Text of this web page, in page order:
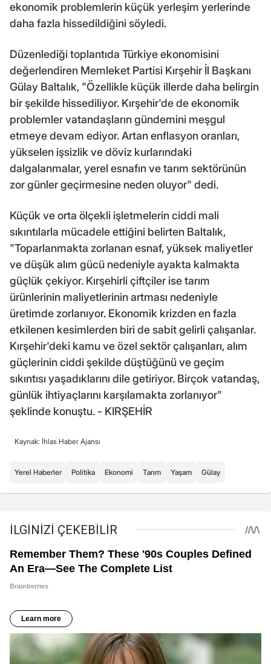
ekonomik problemlerin küçük yerleşim yerlerinde
daha fazla hissedildiğini söyledi.
Düzenlediği toplantıda Türkiye ekonomisini
değerlendiren Memleket Partisi Kırşehir İl Başkanı
Gülay Baltalık, "Özellikle küçük illerde daha belirgin
bir şekilde hissediliyor. Kırşehir'de de ekonomik
problemler vatandaşların gündemini meşgul
etmeye devam ediyor. Artan enflasyon oranları,
yükselen işsizlik ve döviz kurlarındaki
dalgalanmalar, yerel esnafın ve tarım sektörünün
zor günler geçirmesine neden oluyor" dedi.
Küçük ve orta ölçekli işletmelerin ciddi mali
sıkıntılarla mücadele ettiğini belirten Baltalık,
"Toparlanmakta zorlanan esnaf, yüksek maliyetler
ve düşük alım gücü nedeniyle ayakta kalmakta
güçlük çekiyor. Kırşehirli çiftçiler ise tarım
ürünlerinin maliyetlerinin artması nedeniyle
üretimde zorlanıyor. Ekonomik krizden en fazla
etkilenen kesimlerden biri de sabit gelirli çalışanlar.
Kırşehir'deki kamu ve özel sektör çalışanları, alım
güçlerinin ciddi şekilde düştüğünü ve geçim
sıkıntısı yaşadıklarını dile getiriyor. Birçok vatandaş,
günlük ihtiyaçlarını karşılamakta zorlanıyor"
şeklinde konuştu. - KIRŞEHİR
Kaynak: İhlas Haber Ajansı
Yerel Haberler Politika Ekonomi Tarım Yaşam Gülay